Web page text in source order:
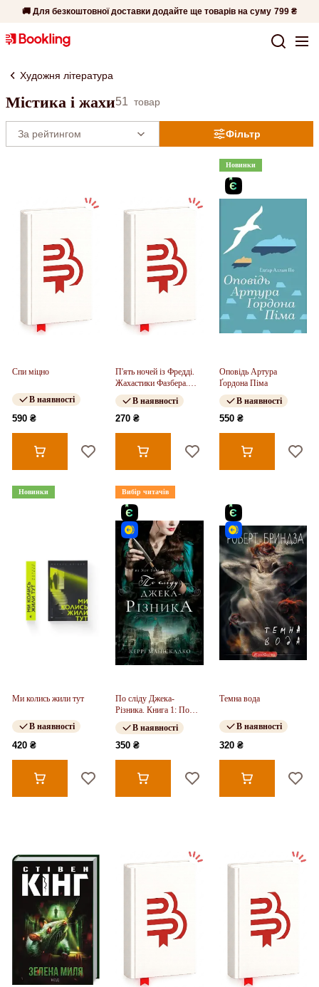
🚚 Для безкоштовної доставки додайте ще товарів на суму 799 ₴
Художня література
Містика і жахи51 товар
Фільтр
Спи міцно
В наявності
590 ₴
П'ять ночей із Фредді.
Жахастики Фазбера.
Книга 10. Дружнє
обличчяВ наявності
270 ₴
Новинки
Оповідь Артура
Ґордона Піма
В наявності
550 ₴
Новинки
Ми колись жили тут
В наявності
420 ₴
Вибір читачів
По сліду Джека-
Різника. Книга 1: По
сліду Джека-Різника
В наявності
350 ₴
Темна вода
В наявності
320 ₴